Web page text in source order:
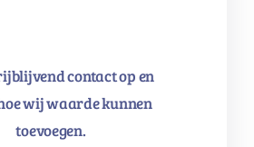
contact op en
wij waarde kunnen
toevoegen.